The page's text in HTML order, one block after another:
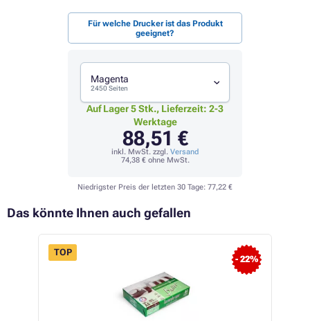
Für welche Drucker ist das Produkt
geeignet?
Magenta
2450 Seiten
Auf Lager 5 Stk., Lieferzeit: 2-3
Werktage
88,51 €
inkl. MwSt. zzgl. Versand
74,38 €ohne MwSt.
Niedrigster Preis der letzten 30 Tage: 77,22 €
Das könnte Ihnen auch gefallen
- 22%
TOP